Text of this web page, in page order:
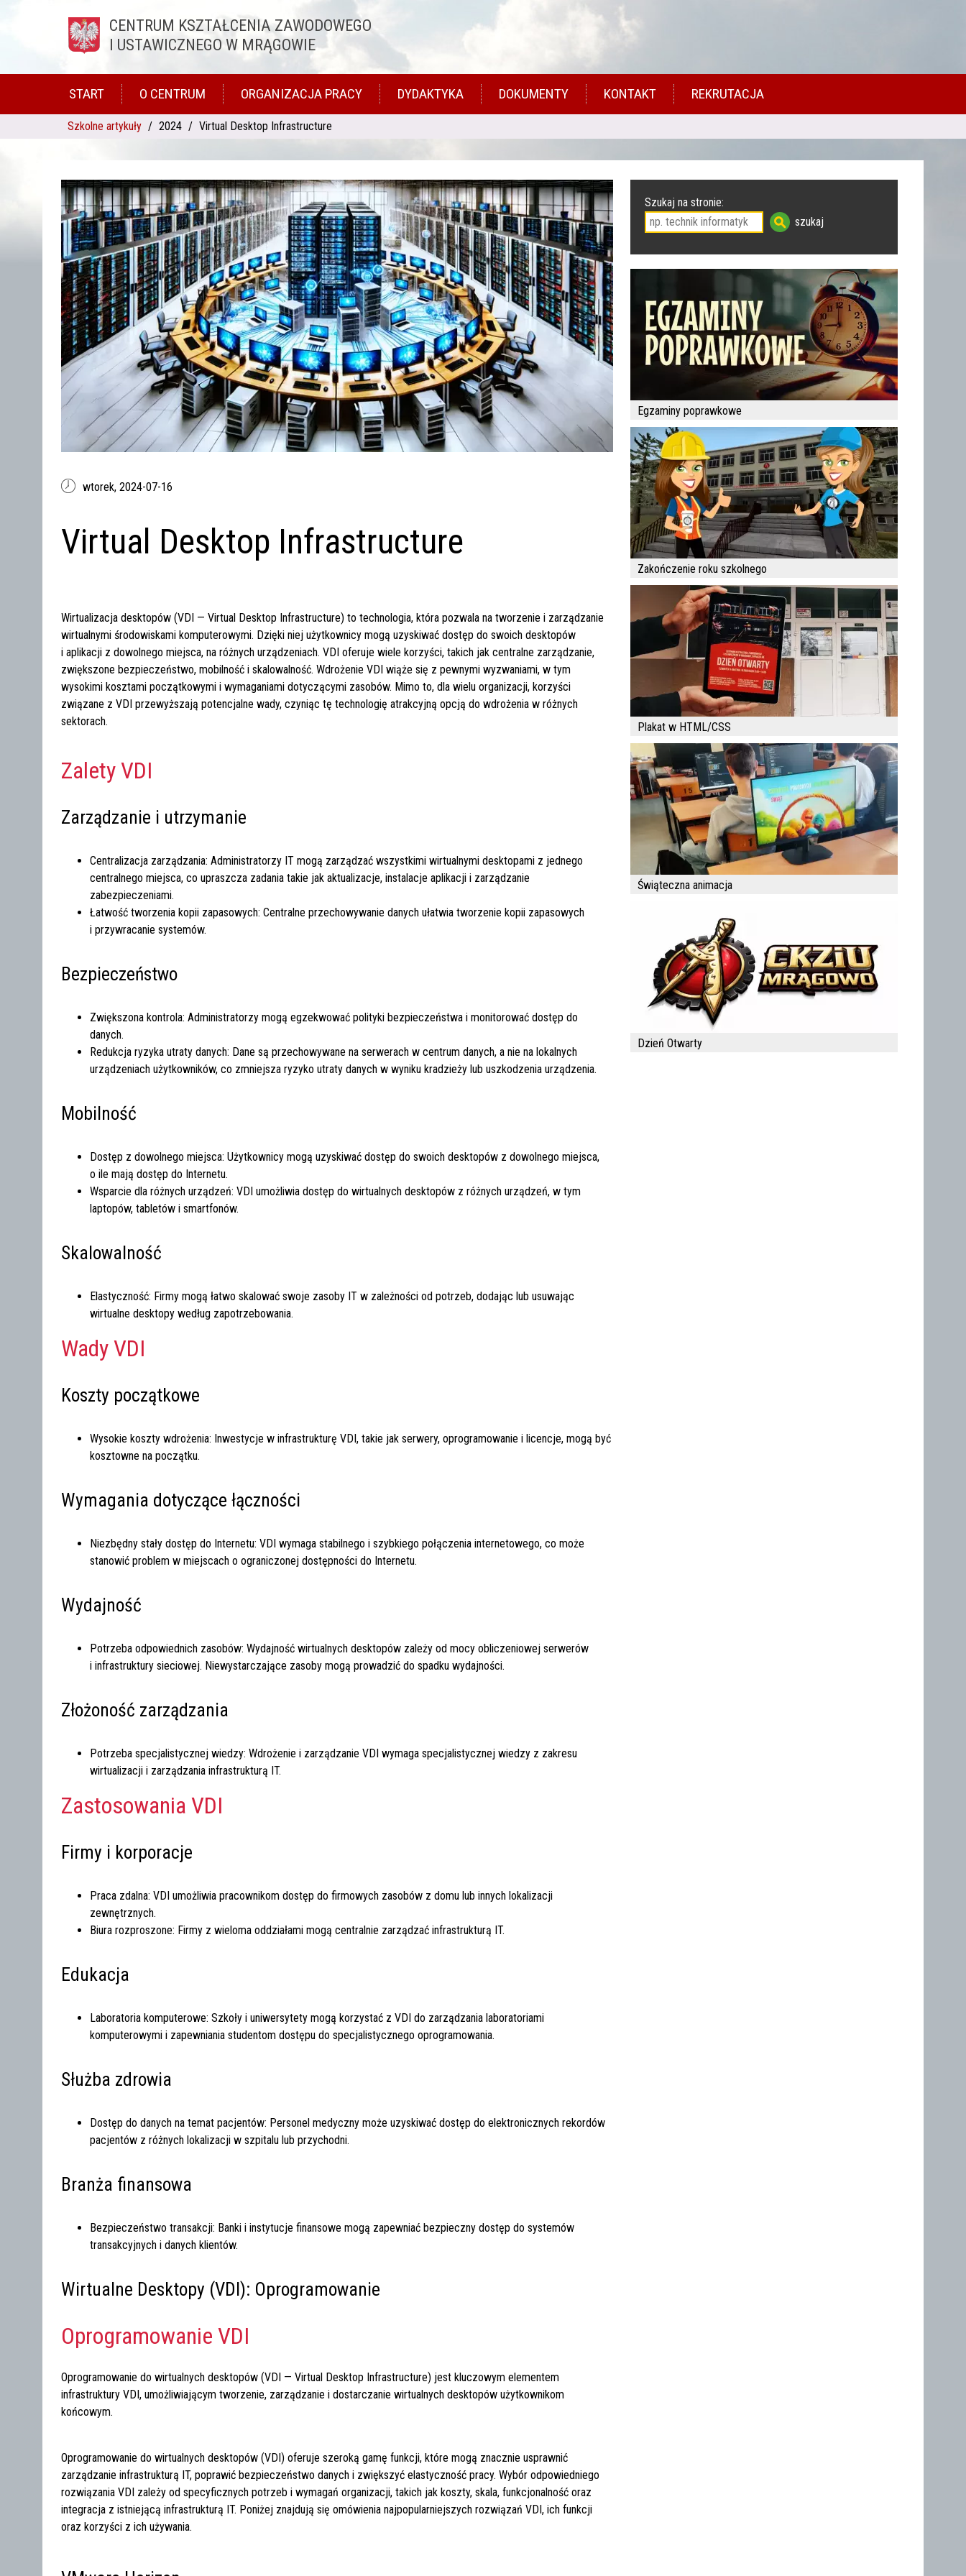
Przejdź do treści
CENTRUM KSZTAŁCENIA ZAWODOWEGO
I USTAWICZNEGO W MRĄGOWIE
START O CENTRUM ORGANIZACJA PRACY DYDAKTYKA DOKUMENTY KONTAKT REKRUTACJA
Szkolne artykuły 2024 Virtual Desktop Infrastructure
wtorek,2024-07-16
Virtual Desktop Infrastructure
Wirtualizacja desktopów (VDI — Virtual Desktop Infrastructure) to technologia, która pozwala na tworzenie i zarządzanie
wirtualnymi środowiskami komputerowymi. Dzięki niej użytkownicy mogą uzyskiwać dostęp do swoich desktopów
i aplikacji z dowolnego miejsca, na różnych urządzeniach. VDI oferuje wiele korzyści, takich jak centralne zarządzanie,
zwiększone bezpieczeństwo, mobilność i skalowalność. Wdrożenie VDI wiąże się z pewnymi wyzwaniami, w tym
wysokimi kosztami początkowymi i wymaganiami dotyczącymi zasobów. Mimo to, dla wielu organizacji, korzyści
związane z VDI przewyższają potencjalne wady, czyniąc tę technologię atrakcyjną opcją do wdrożenia w różnych
sektorach.
Zalety VDI
Zarządzanie i utrzymanie
Centralizacja zarządzania: Administratorzy IT mogą zarządzać wszystkimi wirtualnymi desktopami z jednego
centralnego miejsca, co upraszcza zadania takie jak aktualizacje, instalacje aplikacji i zarządzanie
zabezpieczeniami.
Łatwość tworzenia kopii zapasowych: Centralne przechowywanie danych ułatwia tworzenie kopii zapasowych
i przywracanie systemów.
Bezpieczeństwo
Zwiększona kontrola: Administratorzy mogą egzekwować polityki bezpieczeństwa i monitorować dostęp do
danych.
Redukcja ryzyka utraty danych: Dane są przechowywane na serwerach w centrum danych, a nie na lokalnych
urządzeniach użytkowników, co zmniejsza ryzyko utraty danych w wyniku kradzieży lub uszkodzenia urządzenia.
Mobilność
Dostęp z dowolnego miejsca: Użytkownicy mogą uzyskiwać dostęp do swoich desktopów z dowolnego miejsca,
o ile mają dostęp do Internetu.
Wsparcie dla różnych urządzeń: VDI umożliwia dostęp do wirtualnych desktopów z różnych urządzeń, w tym
laptopów, tabletów i smartfonów.
Skalowalność
Elastyczność: Firmy mogą łatwo skalować swoje zasoby IT w zależności od potrzeb, dodając lub usuwając
wirtualne desktopy według zapotrzebowania.
Wady VDI
Koszty początkowe
Wysokie koszty wdrożenia: Inwestycje w infrastrukturę VDI, takie jak serwery, oprogramowanie i licencje, mogą być
kosztowne na początku.
Wymagania dotyczące łączności
Niezbędny stały dostęp do Internetu: VDI wymaga stabilnego i szybkiego połączenia internetowego, co może
stanowić problem w miejscach o ograniczonej dostępności do Internetu.
Wydajność
Potrzeba odpowiednich zasobów: Wydajność wirtualnych desktopów zależy od mocy obliczeniowej serwerów
i infrastruktury sieciowej. Niewystarczające zasoby mogą prowadzić do spadku wydajności.
Złożoność zarządzania
Potrzeba specjalistycznej wiedzy: Wdrożenie i zarządzanie VDI wymaga specjalistycznej wiedzy z zakresu
wirtualizacji i zarządzania infrastrukturą IT.
Zastosowania VDI
Firmy i korporacje
Praca zdalna: VDI umożliwia pracownikom dostęp do firmowych zasobów z domu lub innych lokalizacji
zewnętrznych.
Biura rozproszone: Firmy z wieloma oddziałami mogą centralnie zarządzać infrastrukturą IT.
Edukacja
Laboratoria komputerowe: Szkoły i uniwersytety mogą korzystać z VDI do zarządzania laboratoriami
komputerowymi i zapewniania studentom dostępu do specjalistycznego oprogramowania.
Służba zdrowia
Dostęp do danych na temat pacjentów: Personel medyczny może uzyskiwać dostęp do elektronicznych rekordów
pacjentów z różnych lokalizacji w szpitalu lub przychodni.
Branża finansowa
Bezpieczeństwo transakcji: Banki i instytucje finansowe mogą zapewniać bezpieczny dostęp do systemów
transakcyjnych i danych klientów.
Wirtualne Desktopy (VDI): Oprogramowanie
Oprogramowanie VDI
Oprogramowanie do wirtualnych desktopów (VDI — Virtual Desktop Infrastructure) jest kluczowym elementem
infrastruktury VDI, umożliwiającym tworzenie, zarządzanie i dostarczanie wirtualnych desktopów użytkownikom
końcowym.
Oprogramowanie do wirtualnych desktopów (VDI) oferuje szeroką gamę funkcji, które mogą znacznie usprawnić
zarządzanie infrastrukturą IT, poprawić bezpieczeństwo danych i zwiększyć elastyczność pracy. Wybór odpowiedniego
rozwiązania VDI zależy od specyficznych potrzeb i wymagań organizacji, takich jak koszty, skala, funkcjonalność oraz
integracja z istniejącą infrastrukturą IT. Poniżej znajdują się omówienia najpopularniejszych rozwiązań VDI, ich funkcji
oraz korzyści z ich używania.
Szukaj na stronie:
Egzaminy poprawkowe
Zakończenie roku szkolnego
Plakat w HTML/CSS
Świąteczna animacja
Dzień Otwarty